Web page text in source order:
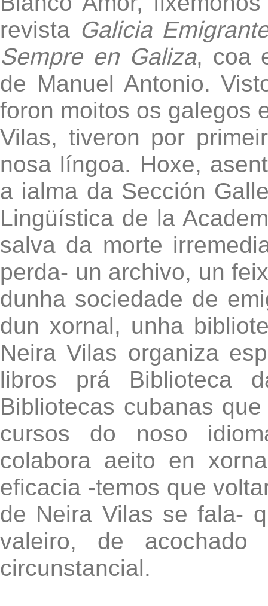
revista Galicia
Sempre en Galiza, coa
de Manuel Antonio.
foron moitos os galegos
Vilas, tiveron por
nosa língoa. Hoxe,
a ialma da Sección
Lingüística de la
salva da morte
perda- un archivo, un
dunha sociedade de
dun xornal, unha
Neira Vilas organiza
libros prá Biblioteca
Bibliotecas cubanas
cursos do noso
colabora aeito en
eficacia -temos que
de Neira Vilas se fala-
valeiro, de acochado
circunstancial.